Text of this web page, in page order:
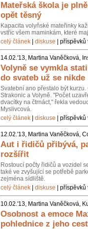
Mateřská škola je
opět těsný
Kapacita volyňské mateřinky
vstříc všem maminkám, které
celý článek
diskuse |
14.02.'13, Martina Vaněčková,
Volyně se vymkla
do svateb už se nikde
Svatební ano přestalo být
Strakonic a Volyně. "Počet
dvacítky na čtrnáct," řekla
Myslivcová.
celý článek
diskuse |
12.02.'13, Martina Vaněčková,
Aut i řidičů přibývá,
rozšířit
Rostoucí počty řidičů a vozidel
také ve zvyšující se potřebě
zejména sídliště.
celý článek
diskuse |
10.02.'13, Martina Vaněčková,
Osobnost a emoce
pohlednice z jeho cest